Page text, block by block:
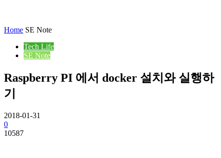
Home SE Note
Tech Life
SE Note
Raspberry PI 에서 docker 설치와 실행하
기
2018-01-31
0
10587